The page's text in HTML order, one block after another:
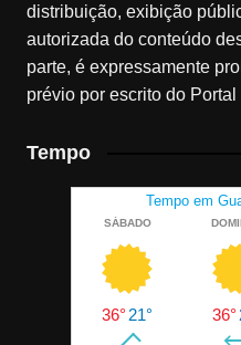
distribuição, exibição
autorizada do conteúdo
parte, é expressamente
prévio por escrito do
Tempo